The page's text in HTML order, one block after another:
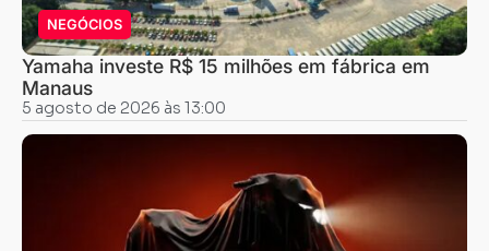
NEGÓCIOS
Yamaha investe R$ 15 milhões em fábrica em
Manaus
5 agosto de 2026 às 13:00